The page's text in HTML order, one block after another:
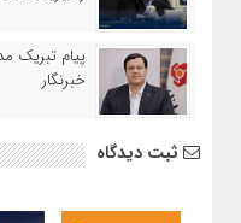
پیام تبریک
خبرنگار
ثبت دیدگاه